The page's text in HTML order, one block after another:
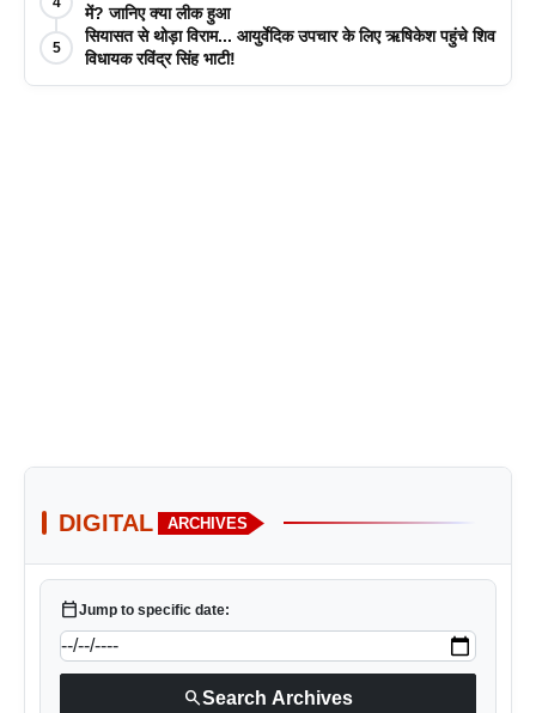
में? जानिए क्या लीक हुआ
5
सियासत से थोड़ा विराम... आयुर्वेदिक उपचार के लिए ऋषिकेश पहुंचे शिव
विधायक रविंद्र सिंह भाटी!
DIGITAL ARCHIVES
calendar_todayJump to specific date:
searchSearch Archives